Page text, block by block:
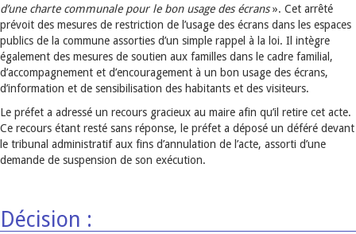
d’une charte communale pour le bon usage des écrans». Cet arrêté
prévoit des mesures de restriction de l’usage des écrans dans les espaces
publics de la commune assorties d’un simple rappel à la loi. Il intègre
également des mesures de soutien aux familles dans le cadre familial,
d’accompagnement et d’encouragement à un bon usage des écrans,
d’information et de sensibilisation des habitants et des visiteurs.
Le préfet a adressé un recours gracieux au maire afin qu’il retire cet acte.
Ce recours étant resté sans réponse, le préfet a déposé un déféré devant
le tribunal administratif aux fins d’annulation de l’acte, assorti d’une
demande de suspension de son exécution.
Décision :